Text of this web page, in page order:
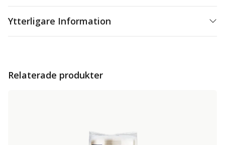
Ytterligare Information
Relaterade produkter